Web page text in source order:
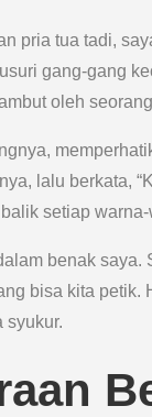
pria tua tadi,
gang-gang
oleh
lalu berkata,
setiap warna-
benak
bisa kita petik.
syukur.